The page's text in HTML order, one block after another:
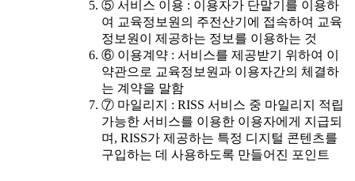
⑤ 서비스 이용 : 이용자가 단말기를 이용하
여 교육정보원의 주전산기에 접속하여 교육
정보원이 제공하는 정보를 이용하는 것
⑥ 이용계약 : 서비스를 제공받기 위하여 이
약관으로 교육정보원과 이용자간의 체결하
는 계약을 말함
⑦ 마일리지 : RISS 서비스 중 마일리지 적립
가능한 서비스를 이용한 이용자에게 지급되
며, RISS가 제공하는 특정 디지털 콘텐츠를
구입하는 데 사용하도록 만들어진 포인트